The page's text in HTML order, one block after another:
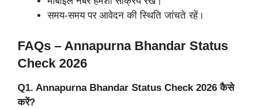
समय-समय पर आवेदन की स्थिति जांचते रहें।
FAQs – Annapurna Bhandar Status
Check 2026
Q1. Annapurna Bhandar Status Check 2026 कैसे
करें?